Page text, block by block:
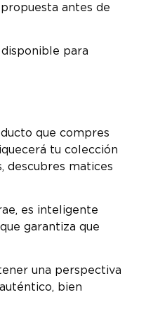
antes de
para
que compres
tu colección
descubres matices
es inteligente
garantiza que
una perspectiva
bien